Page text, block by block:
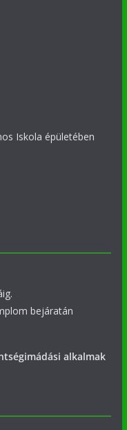
Iskola épületében
bejáratán
alkalmak